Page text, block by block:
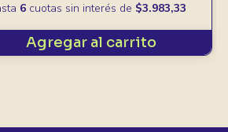
6 cuotas sin interés de $3.983,33
Agregar al carrito